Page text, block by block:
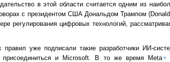
в этой области считается одним из
с президентом США Дональдом Трампом
регулирования цифровых технологий,
правил уже подписали такие разработчики ИИ-
и Microsoft. В то же время Meta✴